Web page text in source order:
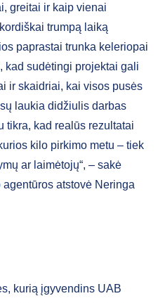
greitai ir kaip vienai
trumpą laiką
paprastai trunka keleriopai
kad sudėtingi projektai gali
ir skaidriai, kai visos pusės
laukia didžiulis darbas
tikra, kad realūs rezultatai
kilo pirkimo metu – tiek
ar laimėtojų“, – sakė
atstovė Neringa
kurią įgyvendins UAB